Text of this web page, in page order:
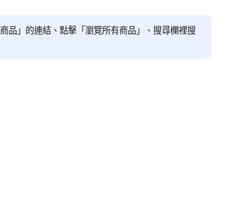
品」的連結、點擊「瀏覽所有商品」、搜尋欄裡搜